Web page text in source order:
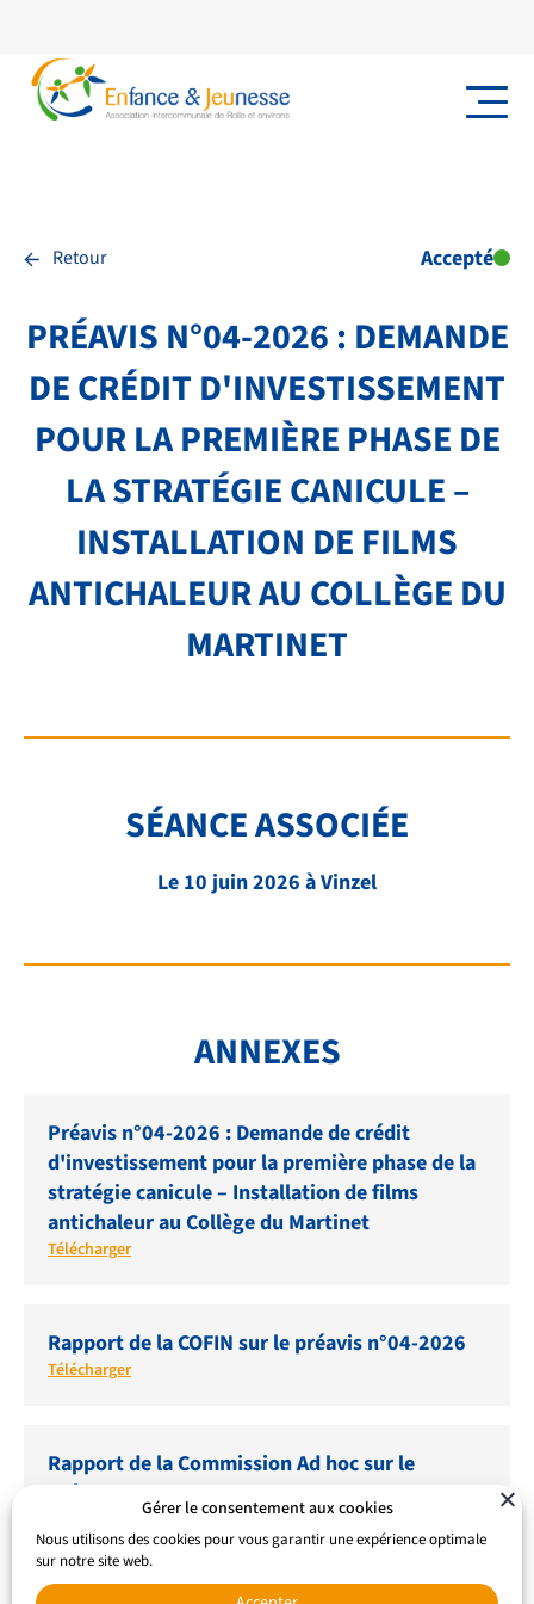
NOS PRESTATIONS
TRANSPORTS
FAQ
CONTACT
BIBLIOTHÈQUE
RECRUTEMENT
← Retour Accepté
PRÉAVIS N°04-2026 : DEMANDE
DE CRÉDIT D'INVESTISSEMENT
POUR LA PREMIÈRE PHASE DE
LA STRATÉGIE CANICULE –
INSTALLATION DE FILMS
ANTICHALEUR AU COLLÈGE DU
MARTINET
SÉANCE ASSOCIÉE
Le 10 juin 2026 à Vinzel
ANNEXES
Préavis n°04-2026 : Demande de crédit
d'investissement pour la première phase de la
stratégie canicule – Installation de films
antichaleur au Collège du Martinet
Télécharger
Rapport de la COFIN sur le préavis n°04-2026
Télécharger
Rapport de la Commission Ad hoc sur le
préavis n°04-2026Gérer le consentement aux cookies
Nous utilisons des cookies pour vous garantir une expérience optimale
sur notre site web.